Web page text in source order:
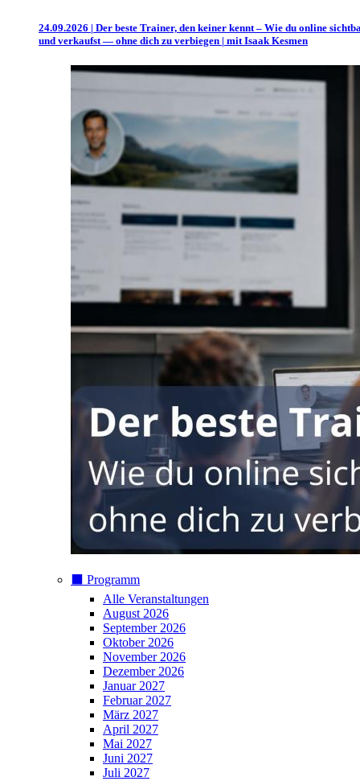
24.09.2026 | Der beste Trainer, den keiner kennt – Wie du online
und verkaufst — ohne dich zu verbiegen | mit Isaak Kesmen
⬛️ Programm
Alle Veranstaltungen
August 2026
September 2026
Oktober 2026
November 2026
Dezember 2026
Januar 2027
Februar 2027
März 2027
April 2027
Mai 2027
Juni 2027
Juli 2027